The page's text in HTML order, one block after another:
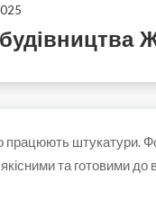
працюють штукатури.
та готовими до